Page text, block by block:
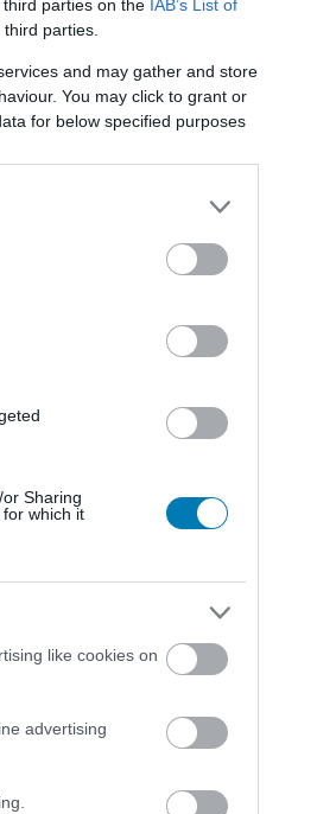
parties on the IAB’s List of
parties.
and may gather and store
You may click to grant or
for below specified purposes
Sharing
which it
like cookies on
advertising
A
a
a Dan
körben
PKE-mérő,
illetve
PCW HÍREK